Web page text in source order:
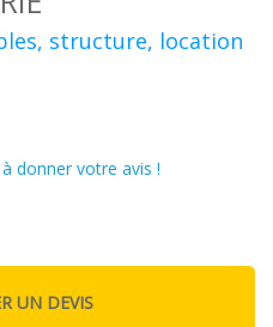
structure, location
donner votre avis !